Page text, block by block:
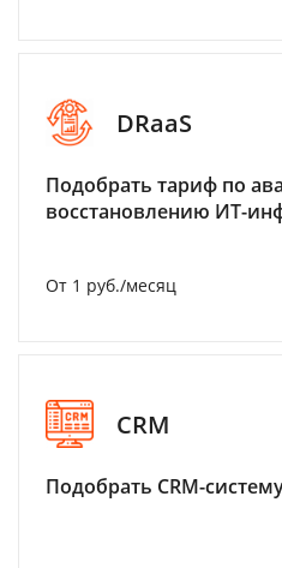
DRaaS
Подобрать тариф по
восстановлению ИТ-
От 1 руб./месяц
CRM
Подобрать CRM-